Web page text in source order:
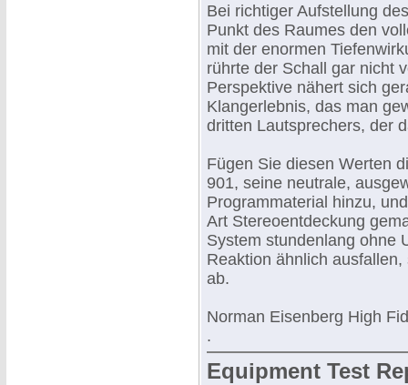
Bei richtiger Aufstellung
Punkt des Raumes den
mit der enormen
rührte der Schall gar nicht
Perspektive nähert sich
Klangerlebnis, das man
dritten Lautsprechers, der
Fügen Sie diesen Werten
901, seine neutrale,
Programmaterial hinzu,
Art Stereoentdeckung
System stundenlang ohne
Reaktion ähnlich
ab.
Norman Eisenberg High
.
Equipment Test